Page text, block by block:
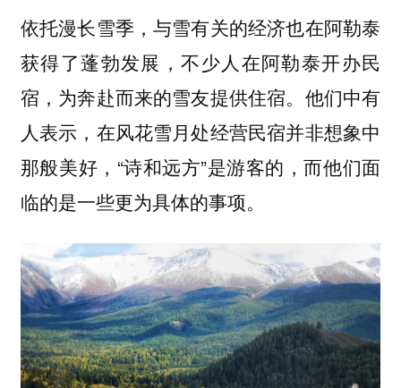
依托漫长雪季，与雪有关的经济也在阿勒泰
获得了蓬勃发展，不少人在阿勒泰开办民
宿，为奔赴而来的雪友提供住宿。他们中有
人表示，在风花雪月处经营民宿并非想象中
那般美好，“诗和远方”是游客的，而他们面
临的是一些更为具体的事项。